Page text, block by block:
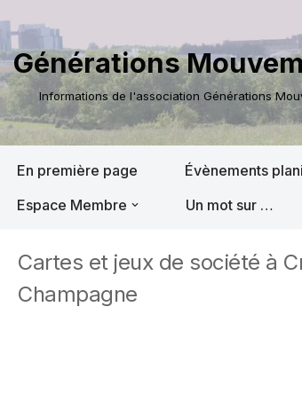
Aller
au
contenu
Générations
Informations de l'association Générations
En première page Évènements
Espace Membre
Un mot sur …
Cartes et jeux de société à
Champagne